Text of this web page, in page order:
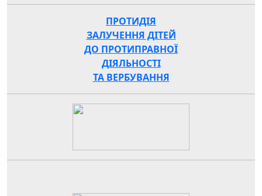
ПРОТИДІЯ
ЗАЛУЧЕННЯ ДІТЕЙ
ДО ПРОТИПРАВНОЇ
ДІЯЛЬНОСТІ
ТА ВЕРБУВАННЯ